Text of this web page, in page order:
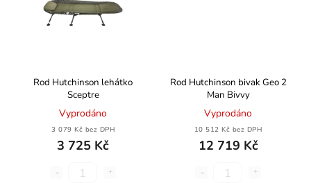
Rod Hutchinson lehátko
Sceptre
Vyprodáno
3 079 Kč bez DPH
3 725 Kč
Rod Hutchinson bivak Geo 2
Man Bivvy
Vyprodáno
10 512 Kč bez DPH
12 719 Kč